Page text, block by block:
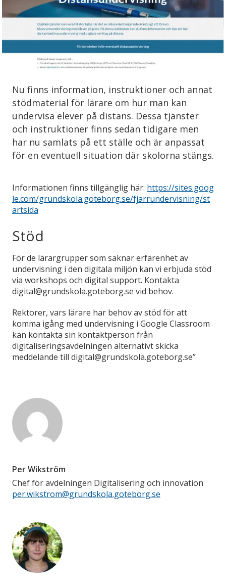
Nu finns information, instruktioner och annat
stödmaterial för lärare om hur man kan
undervisa elever på distans. Dessa tjänster
och instruktioner finns sedan tidigare men
har nu samlats på ett ställe och är anpassat
för en eventuell situation där skolorna stängs.
Informationen finns tillgänglig här: https://sites.goog
le.com/grundskola.goteborg.se/fjarrundervisning/st
artsida
Stöd
För de lärargrupper som saknar erfarenhet av
undervisning i den digitala miljön kan vi erbjuda stöd
via workshops och digital support. Kontakta
digital@grundskola.goteborg.se vid behov.
Rektorer, vars lärare har behov av stöd för att
komma igång med undervisning i Google Classroom
kan kontakta sin kontaktperson från
digitaliseringsavdelningen alternativt skicka
meddelande till digital@grundskola.goteborg.se”
Per Wikström
Chef för avdelningen Digitalisering och innovation
per.wikstrom@grundskola.goteborg.se